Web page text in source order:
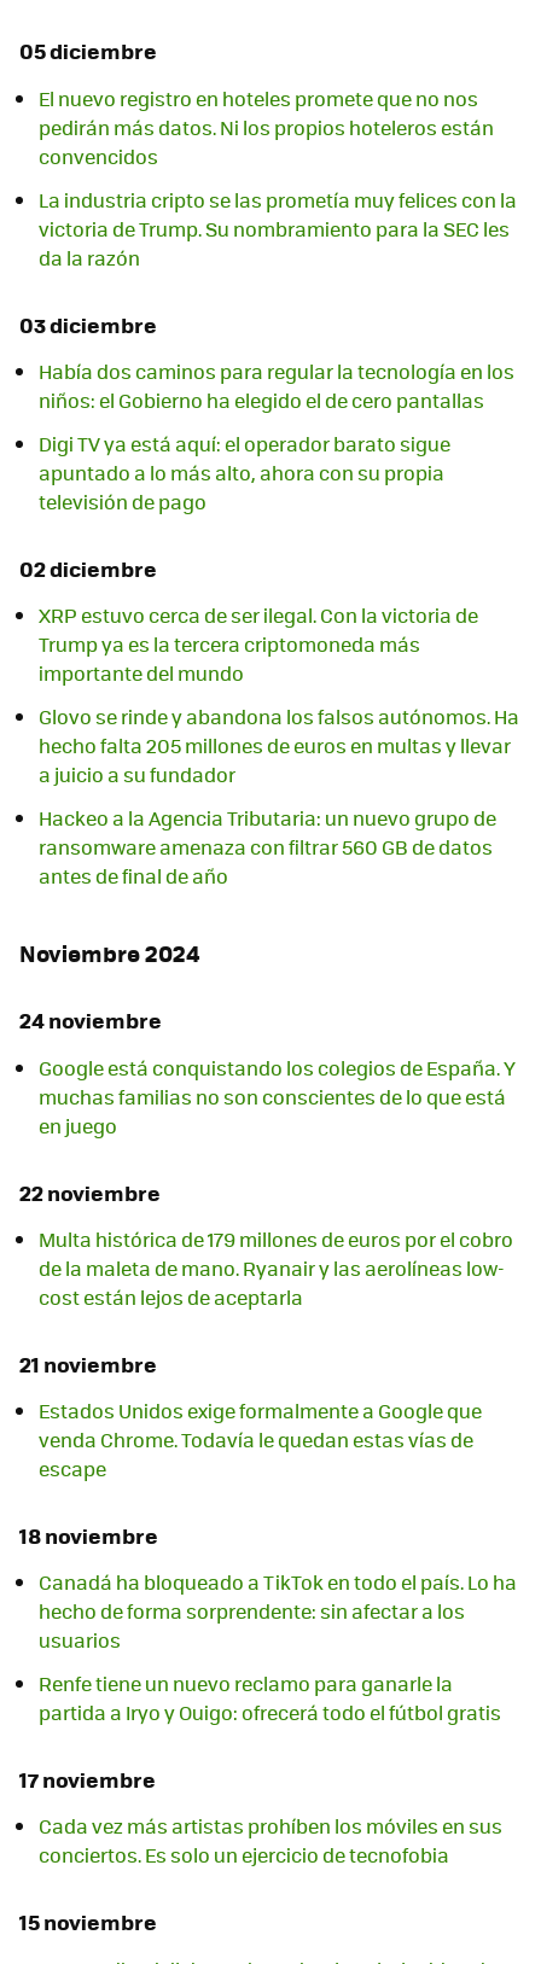
05 diciembre
El nuevo registro en hoteles promete que no nos
pedirán más datos. Ni los propios hoteleros están
convencidos
La industria cripto se las prometía muy felices con la
victoria de Trump. Su nombramiento para la SEC les
da la razón
03 diciembre
Había dos caminos para regular la tecnología en los
niños: el Gobierno ha elegido el de cero pantallas
Digi TV ya está aquí: el operador barato sigue
apuntado a lo más alto, ahora con su propia
televisión de pago
02 diciembre
XRP estuvo cerca de ser ilegal. Con la victoria de
Trump ya es la tercera criptomoneda más
importante del mundo
Glovo se rinde y abandona los falsos autónomos. Ha
hecho falta 205 millones de euros en multas y llevar
a juicio a su fundador
Hackeo a la Agencia Tributaria: un nuevo grupo de
ransomware amenaza con filtrar 560 GB de datos
antes de final de año
Noviembre 2024
24 noviembre
Google está conquistando los colegios de España. Y
muchas familias no son conscientes de lo que está
en juego
22 noviembre
Multa histórica de 179 millones de euros por el cobro
de la maleta de mano. Ryanair y las aerolíneas low-
cost están lejos de aceptarla
21 noviembre
Estados Unidos exige formalmente a Google que
venda Chrome. Todavía le quedan estas vías de
escape
18 noviembre
Canadá ha bloqueado a TikTok en todo el país. Lo ha
hecho de forma sorprendente: sin afectar a los
usuarios
Renfe tiene un nuevo reclamo para ganarle la
partida a Iryo y Ouigo: ofrecerá todo el fútbol gratis
17 noviembre
Cada vez más artistas prohíben los móviles en sus
conciertos. Es solo un ejercicio de tecnofobia
15 noviembre